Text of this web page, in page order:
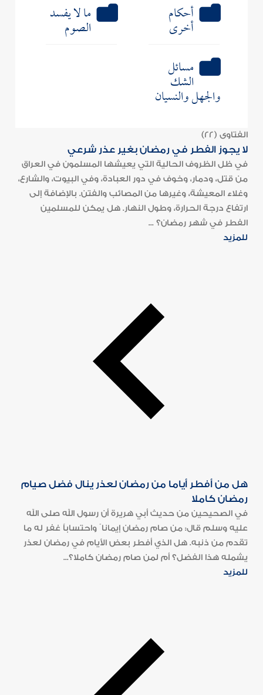
أحكام
أخرى
ما لا يفسد
الصوم
مسائل
الشك
والجهل والنسيان
الفتاوى (22)
لا يجوز الفطر في رمضان بغير عذر شرعي
في ظل الظروف الحالية التي يعيشها المسلمون في العراق
من قتل، ودمار، وخوف في دور العبادة، وفي البيوت، والشارع،
وغلاء المعيشة، وغيرها من المصائب والفتن. بالإضافة إلى
ارتفاع درجة الحرارة، وطول النهار. هل يمكن للمسلمين
الفطر في شهر رمضان؟ ...
للمزيد
هل من أفطر أياما من رمضان لعذر ينال فضل صيام
رمضان كاملا
في الصحيحين من حديث أبي هريرة أن رسول الله صلى الله
عليه وسلم قال: من صام رمضان إيمانا ً واحتساباً غفر له ما
تقدم من ذنبه. هل الذي أفطر بعض الأيام في رمضان لعذر
يشمله هذا الفضل؟ أم لمن صام رمضان كاملا؟...
للمزيد